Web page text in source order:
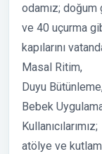
odamız;
ve 40 uçurma
kapılarını
Masal Ritim,
Duyu
Bebek
Kullanıcılarımız;
atölye ve